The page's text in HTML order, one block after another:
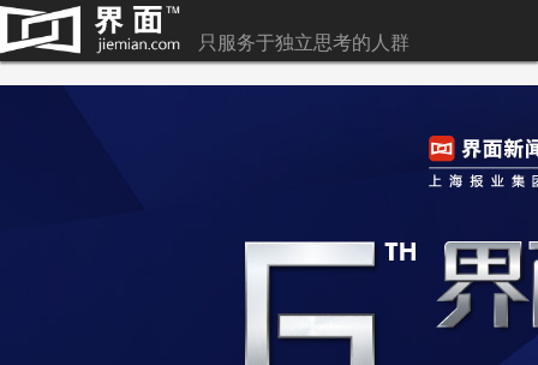
只服务于独立思考的人群